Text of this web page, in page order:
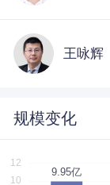
王咏辉
规模变化